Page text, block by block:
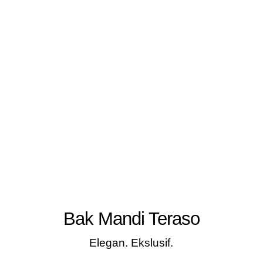
Bak Mandi Teraso
Elegan. Ekslusif.